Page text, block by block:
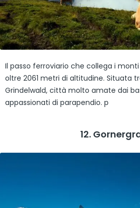
Il passo ferroviario che collega i
oltre 2061 metri di altitudine. Situata
Grindelwald, città molto amate dai
appassionati di parapendio. p
12.